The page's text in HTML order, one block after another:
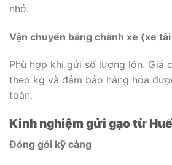
nhỏ.
Vận chuyển bằng chành xe (xe
Phù hợp khi gửi số lượng lớn. Giá
theo kg và đảm bảo hàng hóa
toàn.
Kinh nghiệm gửi gạo từ
Đóng gói kỹ càng